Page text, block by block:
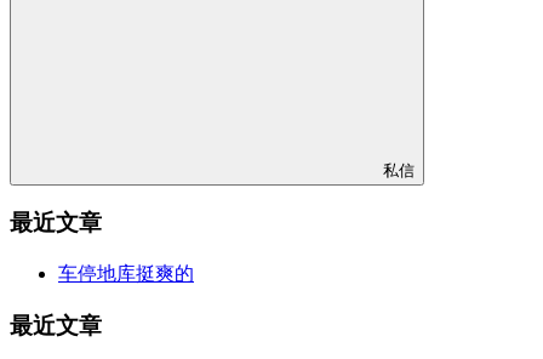
私信
最近文章
车停地库挺爽的
最近文章